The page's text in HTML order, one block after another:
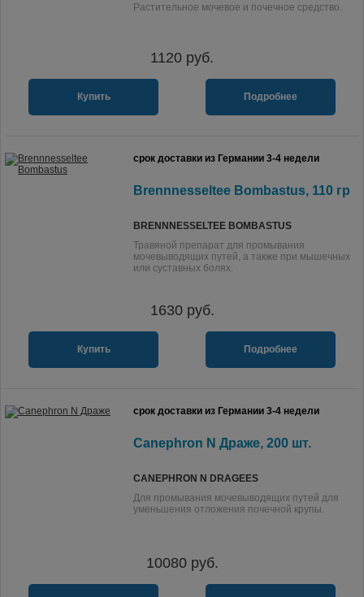
Растительное мочевое и почечное средство.
1120 руб.
Купить Подробнее
срок доставки из Германии 3-4 недели
Brennnesseltee Bombastus, 110 гр
BRENNNESSELTEE BOMBASTUS
Травяной препарат для промывания
мочевыводящих путей, а также при мышечных
или суставных болях.
1630руб.
Купить Подробнее
срок доставки из Германии 3-4 недели
Canephron N Драже, 200 шт.
CANEPHRON N DRAGEES
Для промывания мочевыводящих путей для
уменьшения отложения почечной крупы.
10080руб.